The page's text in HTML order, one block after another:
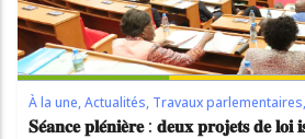
À la une,Actualités, Travaux parlementaires,
𝐒𝐞́𝐚𝐧𝐜𝐞 𝐩𝐥𝐞́𝐧𝐢𝐞̀𝐫𝐞 : 𝐝𝐞𝐮𝐱 𝐩𝐫𝐨𝐣𝐞𝐭𝐬 𝐝𝐞 𝐥𝐨𝐢